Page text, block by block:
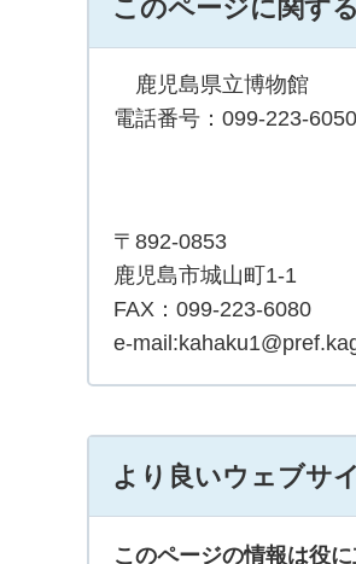
このページに関す
鹿児島県立博物館
電話番号：099-223-6050
〒892-0853
鹿児島市城山町1-1
FAX：099-223-6080
e-
より良いウェブサ
このページの情報は役